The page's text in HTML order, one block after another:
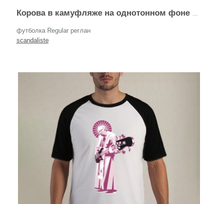
Корова в камуфляже на однотонном фоне Milkytary
футболка Regular реглан
scandaliste